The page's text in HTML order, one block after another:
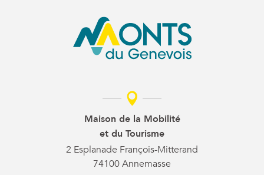
Maison de la Mobilité
et du Tourisme
2 Esplanade François-Mitterand
74100 Annemasse